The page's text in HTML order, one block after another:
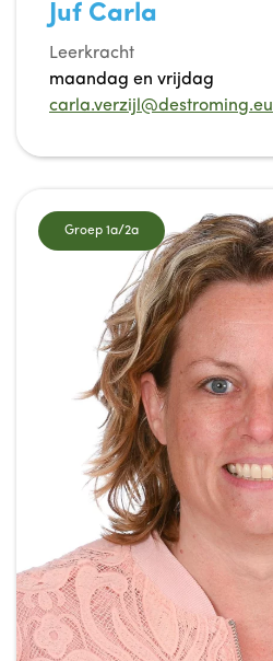
Juf Carla
Leerkracht
maandag en vrijdag
carla.verzijl@destroming.eu
Groep 1a/2a